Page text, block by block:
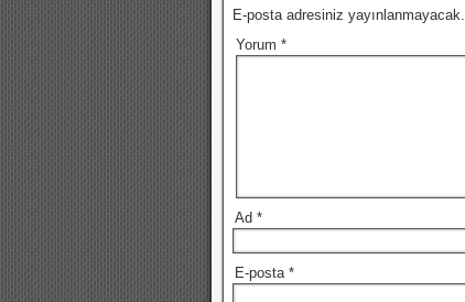
E-posta adresiniz yayınlanmayacak.
Yorum *
Ad *
E-posta *